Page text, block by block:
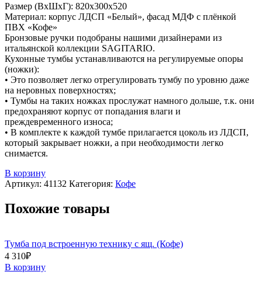
Размер (ВхШхГ): 820х300х520
Материал: корпус ЛДСП «Белый», фасад МДФ с плёнкой
ПВХ «Кофе»
Бронзовые ручки подобраны нашими дизайнерами из
итальянской коллекции SAGITARIO.
Кухонные тумбы устанавливаются на регулируемые опоры
(ножки):
• Это позволяет легко отрегулировать тумбу по уровню даже
на неровных поверхностях;
• Тумбы на таких ножках прослужат намного дольше, т.к. они
предохраняют корпус от попадания влаги и
преждевременного износа;
• В комплекте к каждой тумбе прилагается цоколь из ЛДСП,
который закрывает ножки, а при необходимости легко
снимается.
В корзину
Артикул: 41132 Категория: Кофе
Похожие товары
Тумба под встроенную технику с ящ. (Кофе)
4 310₽
В корзину